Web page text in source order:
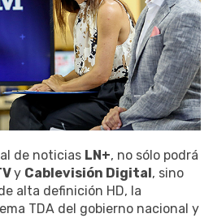
de noticias LN+, no sólo podrá
y Cablevisión Digital, sino
alta definición HD, la
TDA del gobierno nacional y